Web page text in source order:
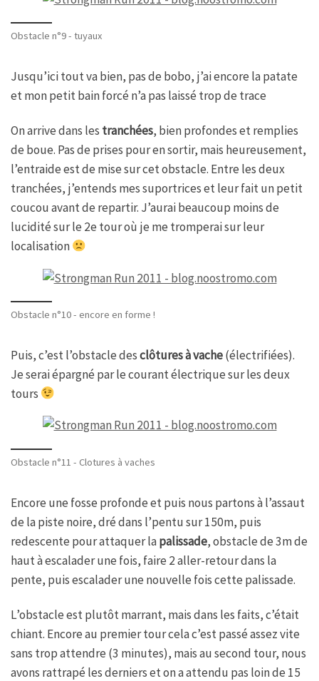
Obstacle n°9 - tuyaux
Jusqu’ici tout va bien, pas de bobo, j’ai encore la patate
et mon petit bain forcé n’a pas laissé trop de trace
On arrive dans les tranchées, bien profondes et remplies
de boue. Pas de prises pour en sortir, mais heureusement,
l’entraide est de mise sur cet obstacle. Entre les deux
tranchées, j’entends mes suportrices et leur fait un petit
coucou avant de repartir. J’aurai beaucoup moins de
lucidité sur le 2e tour où je me tromperai sur leur
localisation
Obstacle n°10 - encore en forme !
Puis, c’est l’obstacle desclôtures à vache(électrifiées).
Je serai épargné par le courant électrique sur les deux
tours
Obstacle n°11 - Clotures à vaches
Encore une fosse profonde et puis nous partons à l’assaut
de la piste noire, dré dans l’pentu sur 150m, puis
redescente pour attaquer lapalissade, obstacle de 3m de
haut à escalader une fois, faire 2 aller-retour dans la
pente, puis escalader une nouvelle fois cette palissade.
L’obstacle est plutôt marrant, mais dans les faits, c’était
chiant. Encore au premier tour cela c’est passé assez vite
sans trop attendre (3 minutes), mais au second tour, nous
avons rattrapé les derniers et on a attendu pas loin de 15